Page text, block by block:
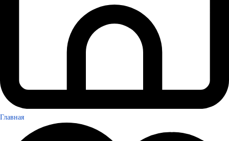
Главная